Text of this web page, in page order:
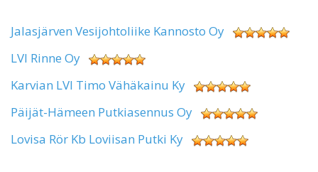
Jalasjärven Vesijohtoliike Kannosto Oy
LVI Rinne Oy
Karvian LVI Timo Vähäkainu Ky
Päijät-Hämeen Putkiasennus Oy
Lovisa Rör Kb Loviisan Putki Ky